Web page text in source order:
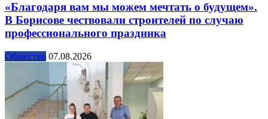
«Благодаря вам мы можем мечтать о будущем».
В Борисове чествовали строителей по случаю
профессионального праздника
Общество 07.08.2026